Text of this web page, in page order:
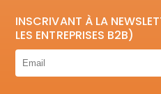
INSCRIVANT À LA
LES ENTREPRISES B2B)